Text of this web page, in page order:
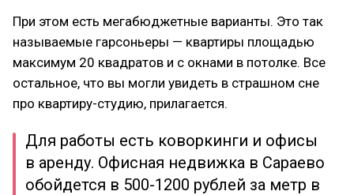
При этом есть мегабюджетные варианты. Это так
называемые гарсоньеры — квартиры площадью
максимум 20 квадратов и с окнами в потолке. Все
остальное, что вы могли увидеть в страшном сне
про квартиру-студию, прилагается.
Для работы есть коворкинги и офисы
в аренду. Офисная недвижка в Сараево
обойдется в 500-1200 рублей за метр в